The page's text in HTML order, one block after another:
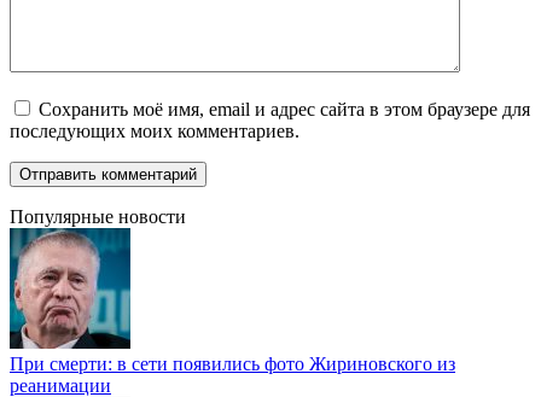
Сохранить моё имя, email и адрес сайта в этом браузере для
последующих моих комментариев.
Популярные новости
При смерти: в сети появились фото Жириновского из
реанимации